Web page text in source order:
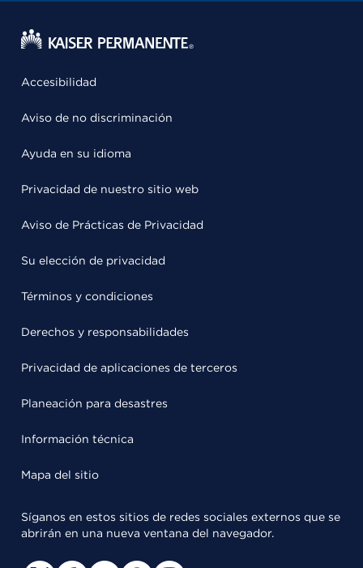
Accesibilidad
Aviso de no discriminación
Ayuda en su idioma
Privacidad de nuestro sitio web
Aviso de Prácticas de Privacidad
Su elección de privacidad
Términos y condiciones
Derechos y responsabilidades
Privacidad de aplicaciones de terceros
Planeación para desastres
Información técnica
Mapa del sitio
Síganos en estos sitios de redes sociales externos que se
abrirán en una nueva ventana del navegador.